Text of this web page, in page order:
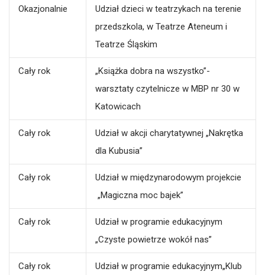
Okazjonalnie
Udział dzieci w teatrzykach na terenie
przedszkola, w Teatrze Ateneum i
Teatrze Śląskim
Cały rok
„Książka dobra na wszystko”-
warsztaty czytelnicze w MBP nr 30 w
Katowicach
Cały rok
Udział w akcji charytatywnej „Nakrętka
dla Kubusia”
Cały rok
Udział w międzynarodowym projekcie
„Magiczna moc bajek”
Cały rok
Udział w programie edukacyjnym
„Czyste powietrze wokół nas”
Cały rok
Udział w programie edukacyjnym„Klub